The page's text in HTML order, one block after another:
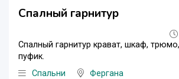
Спалный гарнитур
Спалный гарнитур крават, шкаф,
пуфик.
Спальни
Фергана